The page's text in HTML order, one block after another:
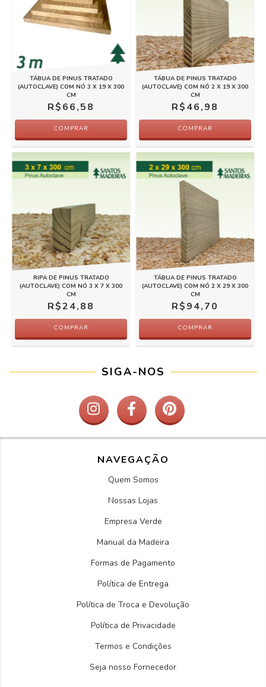
TÁBUA DE PINUS TRATADO
(AUTOCLAVE) COM NÓ 3 X 19 X 300
CM
R$66,58
COMPRAR
TÁBUA DE PINUS TRATADO
(AUTOCLAVE) COM NÓ 2 X 19 X 300
CM
R$46,98
COMPRAR
RIPA DE PINUS TRATADO
(AUTOCLAVE) COM NÓ 3 X 7 X 300
CM
R$24,88
COMPRAR
TÁBUA DE PINUS TRATADO
(AUTOCLAVE) COM NÓ 2 X 29 X 300
CM
R$94,70
COMPRAR
SIGA-NOS
NAVEGAÇÃO
Quem Somos
Nossas Lojas
Empresa Verde
Manual da Madeira
Formas de Pagamento
Política de Entrega
Política de Troca e Devolução
Política de Privacidade
Termos e Condições
Seja nosso Fornecedor